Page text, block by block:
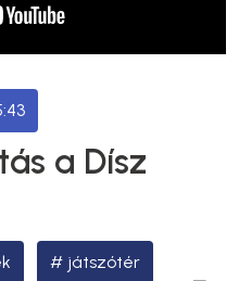
a Dísz
játszótér